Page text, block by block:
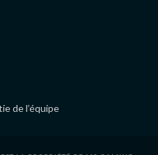
de l’équipe